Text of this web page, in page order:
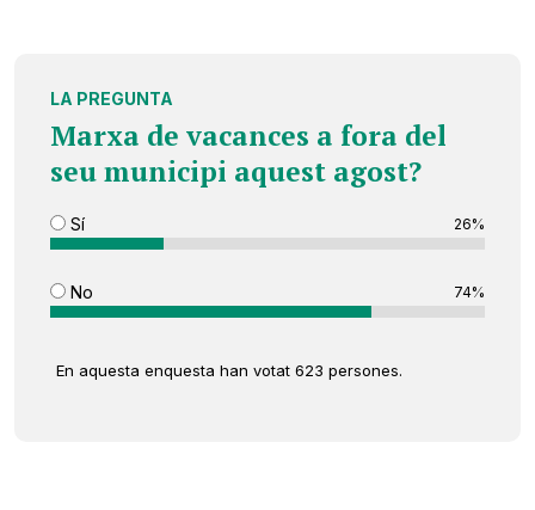
LA PREGUNTA
Marxa de vacances a fora del
seu municipi aquest agost?
Sí 26%
No 74%
En aquesta enquesta han votat 623 persones.